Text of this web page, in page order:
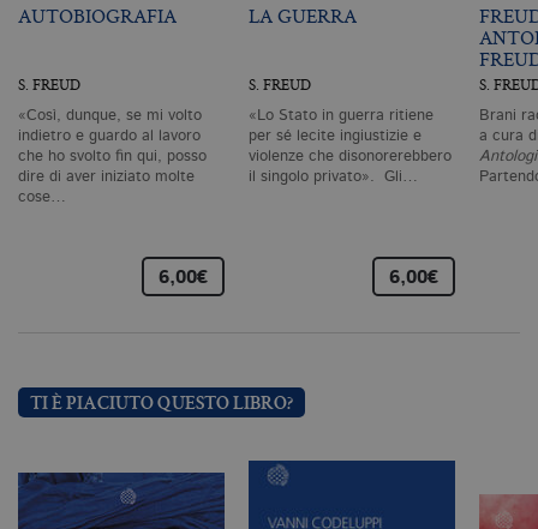
AUTOBIOGRAFIA
S. FREUD
«Così, dunque, se mi volto
indietro e guardo al lavoro
che ho svolto fin qui, posso
dire di aver iniziato molte
cose…
6,00€
LA GUERRA
S. FREUD
«Lo Stato in guerra ritiene
per sé lecite ingiustizie e
violenze che disonorerebbero
il singolo privato». Gli…
6,00€
S.
Brani
a cura
TI È PIACIUTO QUESTO LIBRO?
delle condizioni previste dal Garante, i
Nome Dominio Scadenza
CookieScriptConsent
.bollatiboringhieri.it 1 mese